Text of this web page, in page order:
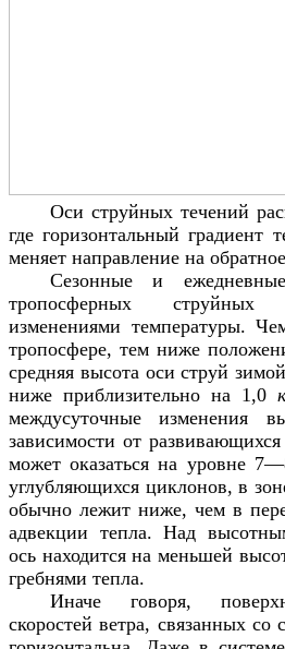
Оси струйных течений
где горизонтальный градиент
меняет направление на
Сезонные и
тропосферных
изменениями температуры.
тропосфере, тем ниже
средняя высота оси струй
ниже приблизительно на 1,0
междусуточные изменения
зависимости от
может оказаться на уровне
углубляющихся циклонов, в
обычно лежит ниже, чем в
адвекции тепла. Над
ось находится на меньшей
гребнями тепла.
Иначе говоря,
скоростей ветра, связанных